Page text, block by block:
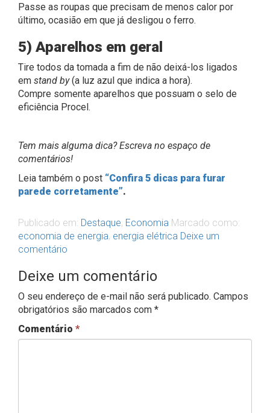
Passe as roupas que precisam de menos calor por
último, ocasião em que já desligou o ferro.
5) Aparelhos em geral
Tire todos da tomada a fim de não deixá-los ligados
em stand by(a luz azul que indica a hora).
Compre somente aparelhos que possuam o selo de
eficiência Procel.
Tem mais alguma dica? Escreva no espaço de
comentários!
Leia também o post “Confira 5 dicas para furar
parede corretamente”.
Publicado em: Destaque, Economia Marcado como:
economia de energia, energia elétrica Deixe um
comentário
Deixe um comentário
O seu endereço de e-mail não será publicado. Campos
obrigatórios são marcados com *
Comentário *